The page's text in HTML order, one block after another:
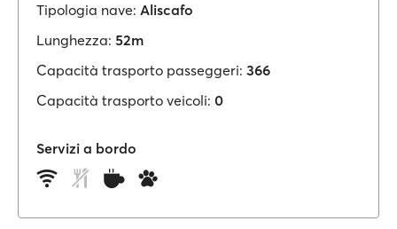
Tipologia nave: Aliscafo
Lunghezza: 52m
Capacità trasporto passeggeri: 366
Capacità trasporto veicoli: 0
Servizi a bordo